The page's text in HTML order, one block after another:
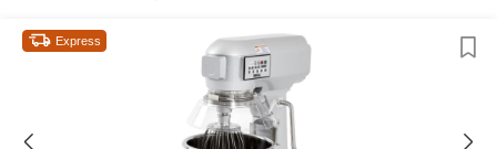
Express